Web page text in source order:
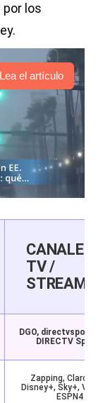
por los
Lea el artículo
CANALES
TV /
DGO,
DIRECTV Sports
Zapping, Claro TV+,
Disney+, Sky+, Vivo
ESPN4